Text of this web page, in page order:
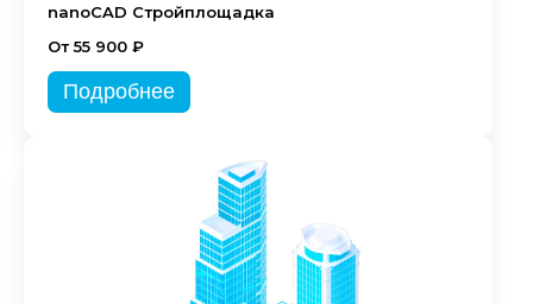
nanoCAD Стройплощадка
От 55 900 ₽
Подробнее